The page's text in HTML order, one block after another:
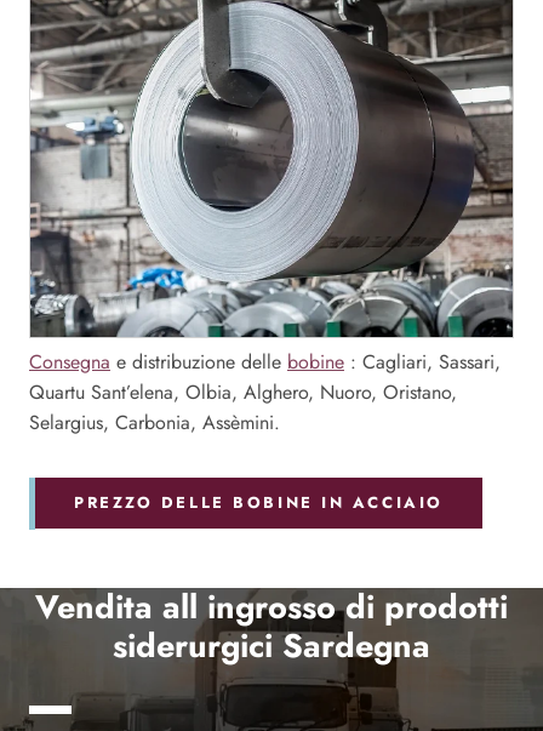
Consegna e distribuzione delle bobine : Cagliari, Sassari,
Quartu Sant’elena, Olbia, Alghero, Nuoro, Oristano,
Selargius, Carbonia, Assèmini.
PREZZO DELLE BOBINE IN ACCIAIO
Vendita all ingrosso di prodotti
siderurgici Sardegna